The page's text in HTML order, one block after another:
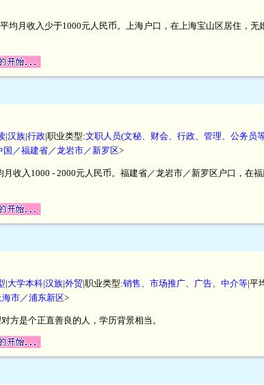
均月收入少于1000元人民币。上海户口，在上海宝山区居住，无
|汉族|行政|职业类型:文职人员(文秘、财会、行政、管理、公务员
国／福建省／龙岩市／新罗区>
收入1000 - 2000元人民币。福建省／龙岩市／新罗区户口，在
|大学本科|汉族|外贸|职业类型:销售、市场推广、广告、中介等|平
市／浦东新区>
方是个正直善良的人，学历背景相当。